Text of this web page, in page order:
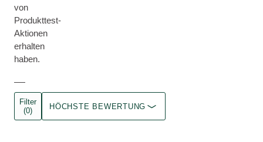
von
Produkttest-
Aktionen
erhalten
haben.
Filter
(0)
HÖCHSTE BEWERTUNG